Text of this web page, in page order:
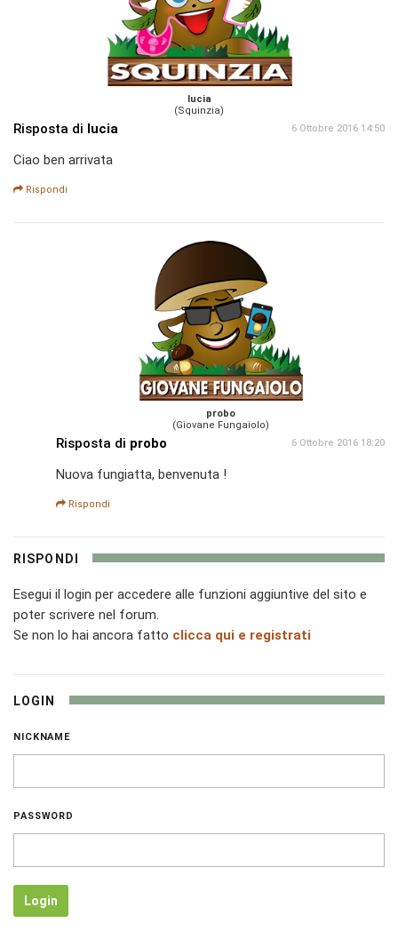
lucia
(Squinzia)
Risposta di lucia 6 Ottobre 2016 14:50
Ciao ben arrivata
Rispondi
probo
(Giovane Fungaiolo)
Risposta di probo 6 Ottobre 2016 18:20
Nuova fungiatta, benvenuta !
Rispondi
RISPONDI
Esegui il login per accedere alle funzioni aggiuntive del sito e
poter scrivere nel forum.
Se non lo hai ancora fatto clicca qui e registrati
LOGIN
NICKNAME
PASSWORD
Login